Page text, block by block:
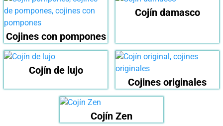
Cojines con pompones
Cojín damasco
Cojín de lujo
Cojines originales
Cojín Zen